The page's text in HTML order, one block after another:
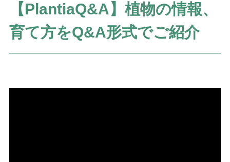
【PlantiaQ&A】植物の情報、
育て方をQ&A形式でご紹介